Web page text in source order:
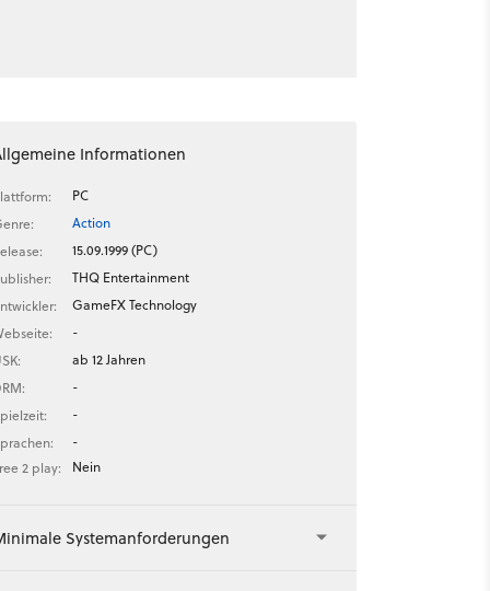
Informationen
PC
Action
15.09.1999 (PC)
THQ Entertainment
GameFX Technology
-
ab 12 Jahren
-
-
-
2 play:
Nein
Systemanforderungen